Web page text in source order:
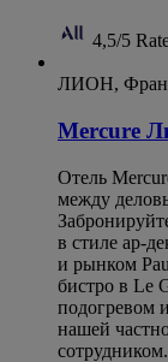
4,5/5
ЛИОН,
Mercure
Отель
между
в стиле ар-
и рынком
бистро в Le
подогревом
нашей
сотрудником.